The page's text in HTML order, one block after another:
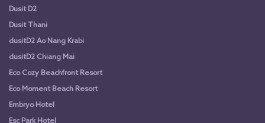
Dusit D2
Dusit Thani
dusitD2 Ao Nang Krabi
dusitD2 Chiang Mai
Eco Cozy Beachfront Resort
Eco Moment Beach Resort
Embryo Hotel
Esc Park Hotel